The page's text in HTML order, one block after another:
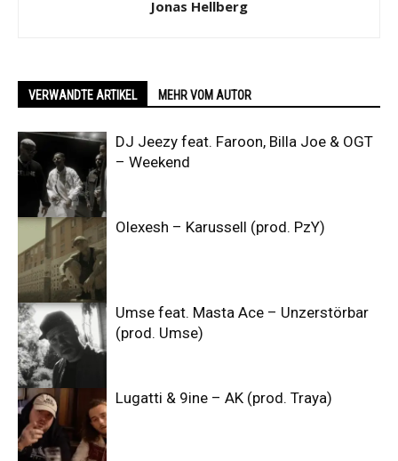
Jonas Hellberg
VERWANDTE ARTIKEL MEHR VOM AUTOR
DJ Jeezy feat. Faroon, Billa Joe & OGT
– Weekend
Olexesh – Karussell (prod. PzY)
Umse feat. Masta Ace – Unzerstörbar
(prod. Umse)
Lugatti & 9ine – AK (prod. Traya)